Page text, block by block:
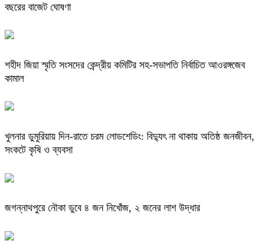
বছরের বাজেট ঘোষণা
শহীদ জিয়া স্মৃতি সংসদের কেন্দ্রীয় কমিটির সহ-সভাপতি নির্বাচিত আওরঙ্গজেব
কামাল
খুলনার ডুমুরিয়ায় দিন-রাতে চরম লোডশেডিং: বিদ্যুৎ না থাকায় অতিষ্ঠ জনজীবন,
সংকটে কৃষি ও ব্যবসা
জগন্নাথপুরে নৌকা ডুবে ৪ জন নিখোঁজ, ২ জনের লাশ উদ্ধার